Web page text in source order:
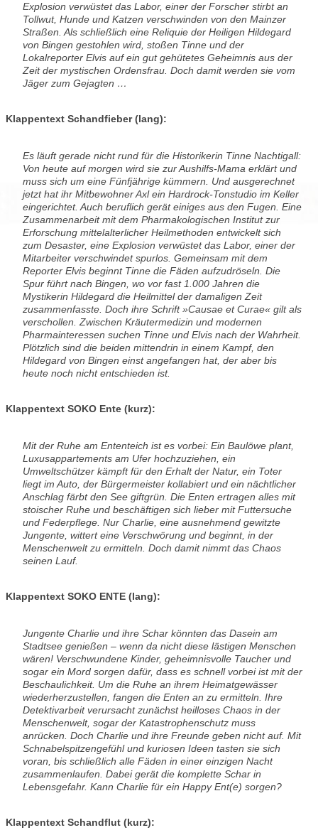
Explosion verwüstet das Labor, einer der Forscher stirbt an
Tollwut, Hunde und Katzen verschwinden von den Mainzer
Straßen. Als schließlich eine Reliquie der Heiligen Hildegard
von Bingen gestohlen wird, stoßen Tinne und der
Lokalreporter Elvis auf ein gut gehütetes Geheimnis aus der
Zeit der mystischen Ordensfrau. Doch damit werden sie vom
Jäger zum Gejagten …
Klappentext Schandfieber (lang):
Es läuft gerade nicht rund für die Historikerin Tinne Nachtigall:
Von heute auf morgen wird sie zur Aushilfs-Mama erklärt und
muss sich um eine Fünfjährige kümmern. Und ausgerechnet
jetzt hat ihr Mitbewohner Axl ein Hardrock-Tonstudio im Keller
eingerichtet. Auch beruflich gerät einiges aus den Fugen. Eine
Zusammenarbeit mit dem Pharmakologischen Institut zur
Erforschung mittelalterlicher Heilmethoden entwickelt sich
zum Desaster, eine Explosion verwüstet das Labor, einer der
Mitarbeiter verschwindet spurlos. Gemeinsam mit dem
Reporter Elvis beginnt Tinne die Fäden aufzudröseln. Die
Spur führt nach Bingen, wo vor fast 1.000 Jahren die
Mystikerin Hildegard die Heilmittel der damaligen Zeit
zusammenfasste. Doch ihre Schrift »Causae et Curae« gilt als
verschollen. Zwischen Kräutermedizin und modernen
Pharmainteressen suchen Tinne und Elvis nach der Wahrheit.
Plötzlich sind die beiden mittendrin in einem Kampf, den
Hildegard von Bingen einst angefangen hat, der aber bis
heute noch nicht entschieden ist.
Klappentext SOKO Ente (kurz):
Mit der Ruhe am Ententeich ist es vorbei: Ein Baulöwe plant,
Luxusappartements am Ufer hochzuziehen, ein
Umweltschützer kämpft für den Erhalt der Natur, ein Toter
liegt im Auto, der Bürgermeister kollabiert und ein nächtlicher
Anschlag färbt den See giftgrün. Die Enten ertragen alles mit
stoischer Ruhe und beschäftigen sich lieber mit Futtersuche
und Federpflege. Nur Charlie, eine ausnehmend gewitzte
Jungente, wittert eine Verschwörung und beginnt, in der
Menschenwelt zu ermitteln. Doch damit nimmt das Chaos
seinen Lauf.
Klappentext SOKO ENTE (lang):
Jungente Charlie und ihre Schar könnten das Dasein am
Stadtsee genießen – wenn da nicht diese lästigen Menschen
wären! Verschwundene Kinder, geheimnisvolle Taucher und
sogar ein Mord sorgen dafür, dass es schnell vorbei ist mit der
Beschaulichkeit. Um die Ruhe an ihrem Heimatgewässer
wiederherzustellen, fangen die Enten an zu ermitteln. Ihre
Detektivarbeit verursacht zunächst heilloses Chaos in der
Menschenwelt, sogar der Katastrophenschutz muss
anrücken. Doch Charlie und ihre Freunde geben nicht auf. Mit
Schnabelspitzengefühl und kuriosen Ideen tasten sie sich
voran, bis schließlich alle Fäden in einer einzigen Nacht
zusammenlaufen. Dabei gerät die komplette Schar in
Lebensgefahr. Kann Charlie für ein Happy Ent(e) sorgen?
Klappentext Schandflut (kurz):